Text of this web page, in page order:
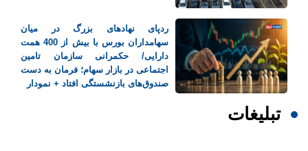
ردپای نهادهای بزرگ در میان
سهامداران بورس با بیش از 400 همت
دارایی/ حکمرانی سازمان تامین
اجتماعی در بازار سهام؛ فرمان به دست
صندوق‌های بازنشستگی افتاد + نمودار
تبلیغات